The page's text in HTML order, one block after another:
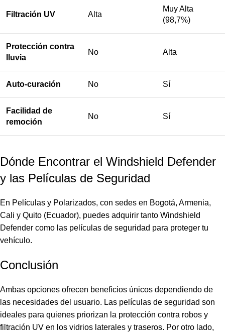
Filtración UV Alta
Muy Alta
(98,7%)
Protección contra
lluvia
No Alta
Auto-curación No Sí
Facilidad de
remoción
No Sí
Dónde Encontrar el Windshield Defender
y las Películas de Seguridad
En Películas y Polarizados, con sedes en Bogotá, Armenia,
Cali y Quito (Ecuador), puedes adquirir tanto Windshield
Defender como las películas de seguridad para proteger tu
vehículo.
Conclusión
Ambas opciones ofrecen beneficios únicos dependiendo de
las necesidades del usuario. Las películas de seguridad son
ideales para quienes priorizan la protección contra robos y
filtración UV en los vidrios laterales y traseros. Por otro lado,